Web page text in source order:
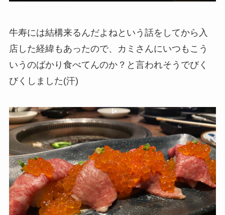
牛寿には結構来るんだよねという話をしてから入
店した経緯もあったので、カミさんにいつもこう
いうのばかり食べてんのか？と言われそうでびく
びくしました(汗)